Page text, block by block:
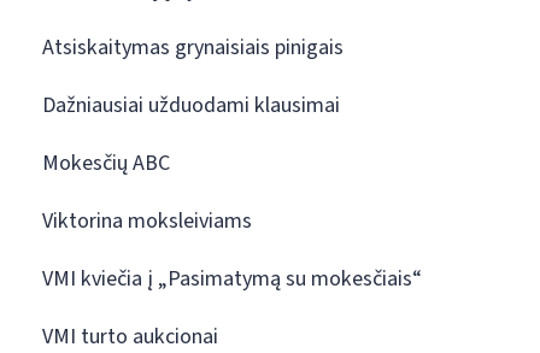
Atsiskaitymas grynaisiais pinigais
Dažniausiai užduodami klausimai
Mokesčių ABC
Viktorina moksleiviams
VMI kviečia į „Pasimatymą su mokesčiais“
VMI turto aukcionai